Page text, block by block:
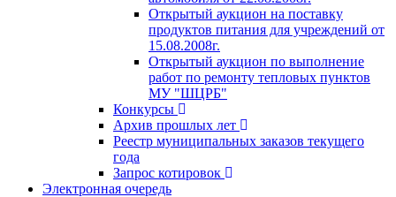
Открытый аукцион на поставку
продуктов питания для учреждений от
15.08.2008г.
Открытый аукцион по выполнение
работ по ремонту тепловых пунктов
МУ "ШЦРБ"
Конкурсы
Архив прошлых лет
Реестр муниципальных заказов текущего
года
Запрос котировок
Электронная очередь